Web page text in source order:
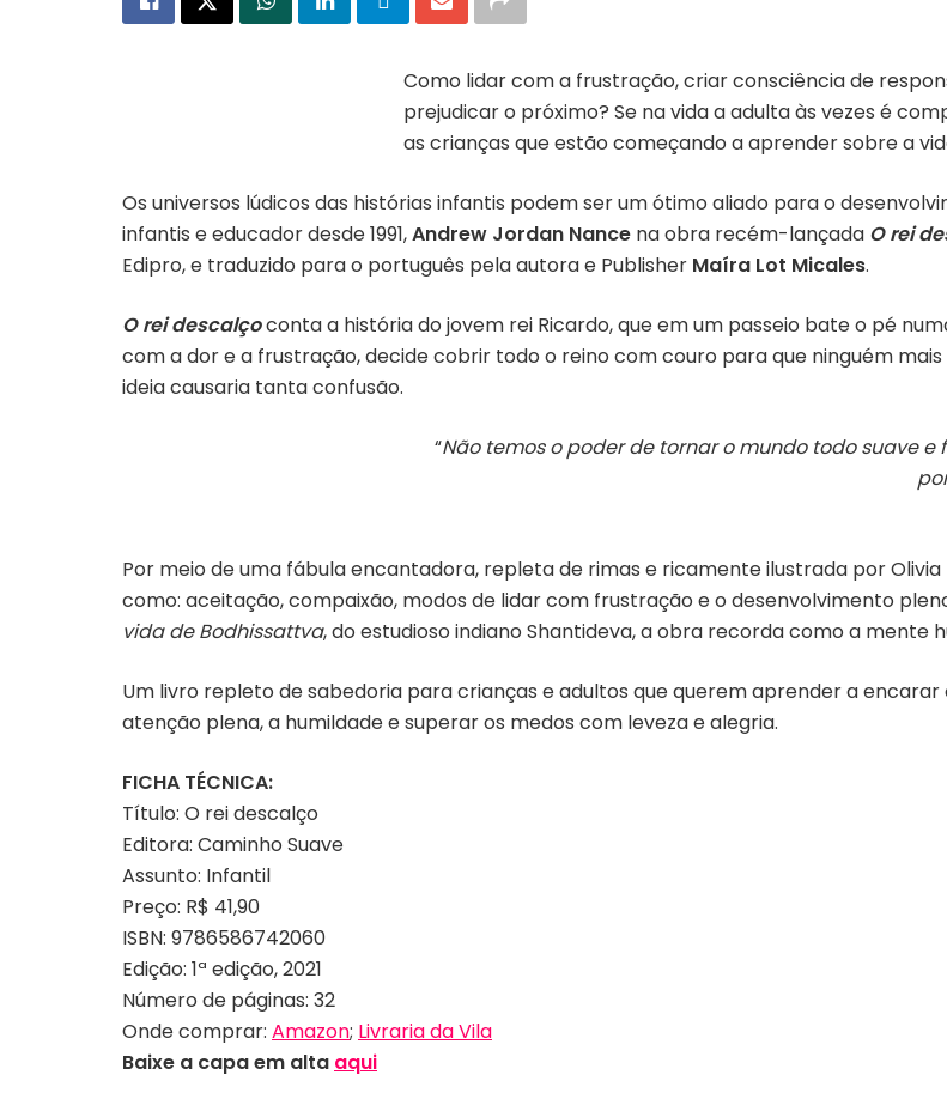
Como lidar com a frustração, criar consciência de
prejudicar o próximo? Se na vida a adulta às vezes é
as crianças que estão começando a aprender sobre a
Os universos lúdicos das histórias infantis podem ser um ótimo aliado para o
infantis e educador desde 1991,Andrew Jordan Nance na obra recém-lançada O rei
Edipro, e traduzido para o português pela autora e Publisher Maíra Lot Micales.
O rei descalçoconta a história do jovem rei Ricardo, que em um passeio bate o pé
com a dor e a frustração, decide cobrir todo o reino com couro para que ninguém
ideia causaria tanta confusão.
“Não temos o poder de tornar o mundo todo suave
Por meio de uma fábula encantadora, repleta de rimas e ricamente ilustrada por Olivia
como: aceitação, compaixão, modos de lidar com frustração e o desenvolvimento
vida de Bodhissattva, do estudioso indiano Shantideva, a obra recorda como a
Um livro repleto de sabedoria para crianças e adultos que querem aprender a encarar
atenção plena, a humildade e superar os medos com leveza e alegria.
FICHA TÉCNICA:
Título: O rei descalço
Editora: Caminho Suave
Assunto: Infantil
Preço: R$ 41,90
ISBN: 9786586742060
Edição: 1ª edição, 2021
Número de páginas: 32
Onde comprar: Amazon; Livraria da Vila
Baixe a capa em alta aqui